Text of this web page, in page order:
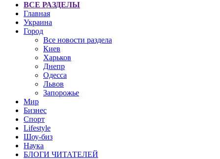
ВСЕ РАЗДЕЛЫ
Главная
Украина
Город
Все новости раздела
Киев
Харьков
Днепр
Одесса
Львов
Запорожье
Мир
Бизнес
Спорт
Lifestyle
Шоу-биз
Наука
БЛОГИ ЧИТАТЕЛЕЙ